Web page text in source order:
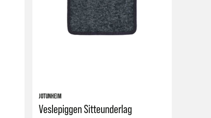
JOTUNHEIM
Veslepiggen Sitteunderlag